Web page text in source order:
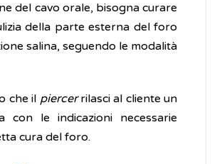
del cavo orale, bisogna curare
della parte esterna del foro
salina, seguendo le modalità
che il piercerrilasci al cliente un
con le indicazioni necessarie
cura del foro.